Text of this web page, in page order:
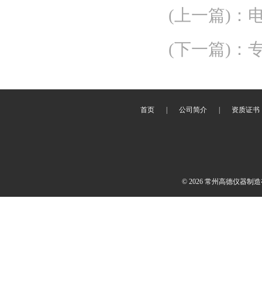
(上一篇) ：
(下一篇) ：
首页 公司简介 资质证书
© 2026 常州高德仪器制